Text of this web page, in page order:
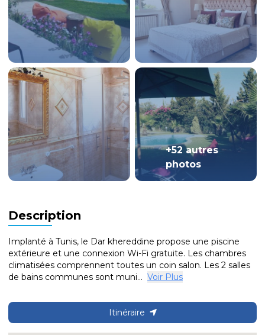
+52 autres
photos
Description
Implanté à Tunis, le Dar khereddine propose une piscine
extérieure et une connexion Wi-Fi gratuite. Les chambres
climatisées comprennent toutes un coin salon. Les 2 salles
de bains communes sont muni... Voir Plus
Itinéraire